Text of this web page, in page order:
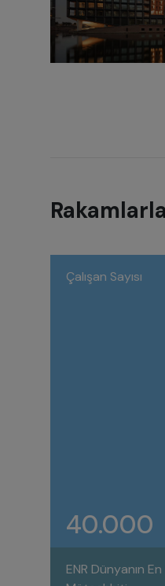
Çalışan Sayısı
40.000
ENR Dünyanın